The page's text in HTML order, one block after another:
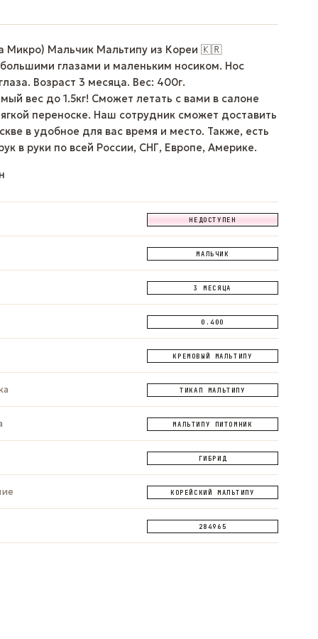
Микро) Мальчик Мальтипу из Кореи 🇰🇷
глазами и маленьким носиком. Нос
Возраст 3 месяца. Вес: 400г.
вес до 1.5кг! Сможет летать с вами в салоне
переноске. Наш сотрудник сможет доставить
в удобное для вас время и место. Также, есть
в руки по всей России, СНГ, Европе, Америке.
НЕДОСТУПЕН
МАЛЬЧИК
3 МЕСЯЦА
0.400
КРЕМОВЫЙ МАЛЬТИПУ
ТИКАП МАЛЬТИПУ
МАЛЬТИПУ ПИТОМНИК
ГИБРИД
КОРЕЙСКИЙ МАЛЬТИПУ
284965